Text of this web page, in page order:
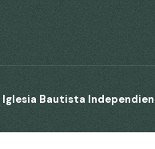
Iglesia Bautista